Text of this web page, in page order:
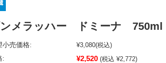
メラッハー ドミーナ 750ml
小売価格: ¥3,080(税込)
:
¥2,520 (税込 ¥2,772)